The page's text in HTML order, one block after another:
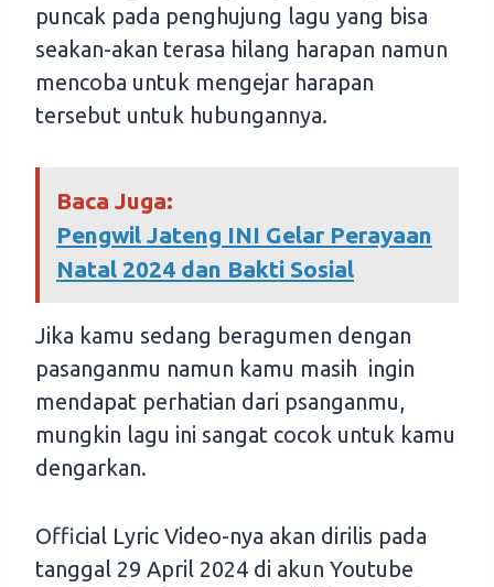
puncak pada penghujung lagu yang bisa
seakan-akan terasa hilang harapan namun
mencoba untuk mengejar harapan
tersebut untuk hubungannya.
Baca Juga:
Pengwil Jateng INI Gelar Perayaan
Natal 2024 dan Bakti Sosial
Jika kamu sedang beragumen dengan
pasanganmu namun kamu masih ingin
mendapat perhatian dari psanganmu,
mungkin lagu ini sangat cocok untuk kamu
dengarkan.
Official Lyric Video-nya akan dirilis pada
tanggal 29 April 2024 di akun Youtube